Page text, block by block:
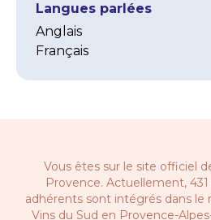
Langues parlées
Anglais
Français
Vous êtes sur le site officiel
Provence. Actuellement,
adhérents sont intégrés dans le
Vins du Sud en Provence-